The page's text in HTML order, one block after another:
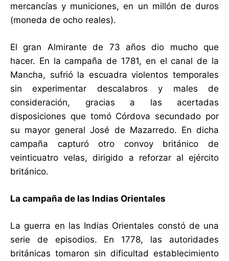
mercancías y municiones, en un millón de duros
(moneda de ocho reales).
El gran Almirante de 73 años dio mucho que
hacer. En la campaña de 1781, en el canal de la
Mancha, sufrió la escuadra violentos temporales
sin experimentar descalabros y males de
consideración, gracias a las acertadas
disposiciones que tomó Córdova secundado por
su mayor general José de Mazarredo. En dicha
campaña capturó otro convoy británico de
veinticuatro velas, dirigido a reforzar al ejército
británico.
La campaña de las Indias Orientales
La guerra en las Indias Orientales constó de una
serie de episodios. En 1778, las autoridades
británicas tomaron sin dificultad establecimiento